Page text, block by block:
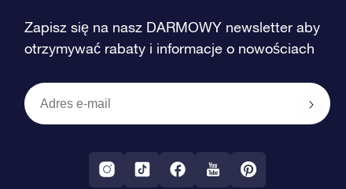
Zapisz się na nasz DARMOWY newsletter aby
otrzymywać rabaty i informacje o nowościach